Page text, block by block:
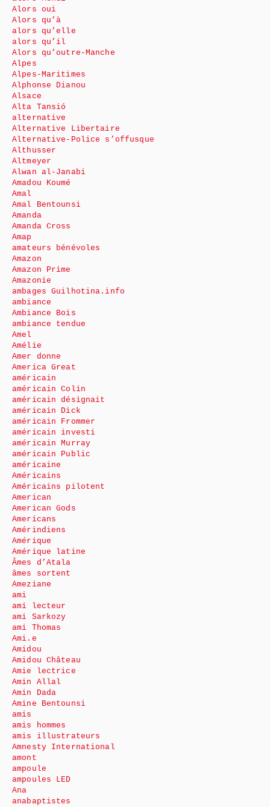
Alors oui
Alors qu’à
alors qu’elle
alors qu’il
Alors qu’outre-Manche
Alpes
Alpes-Maritimes
Alphonse Dianou
Alsace
Alta Tansió
alternative
Alternative Libertaire
Alternative-Police s’offusque
Althusser
Altmeyer
Alwan al-Janabi
Amadou Koumé
Amal
Amal Bentounsi
Amanda
Amanda Cross
Amap
amateurs bénévoles
Amazon
Amazon Prime
Amazonie
ambages Guilhotina.info
ambiance
Ambiance Bois
ambiance tendue
Amel
Amélie
Amer donne
America Great
américain
américain Colin
américain désignait
américain Dick
américain Frommer
américain investi
américain Murray
américain Public
américaine
Américains
Américains pilotent
American
American Gods
Americans
Amérindiens
Amérique
Amérique latine
Âmes d’Atala
âmes sortent
Ameziane
ami
ami lecteur
ami Sarkozy
ami Thomas
Ami.e
Amidou
Amidou Château
Amie lectrice
Amin Allal
Amin Dada
Amine Bentounsi
amis
amis hommes
amis illustrateurs
Amnesty International
amont
ampoule
ampoules LED
Ana
anabaptistes